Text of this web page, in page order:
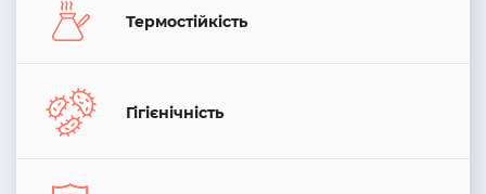
Термостійкість
Гігієнічність